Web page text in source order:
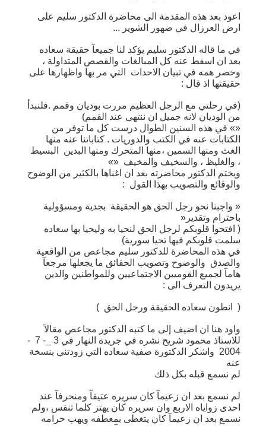
اعود بعد هذه المقدمة الى محاضرة الدكتور سليم على
ارض العرزال في ضهور الشوير ...
في ما قاله الدكتور سليم يؤكد لنا جميعآ حقيقة سعاده
بعد ان اسقط عنه كل المبالغات والقصص المتداولة ،
وحصر همه في تبيان الاحداث التي مر بها واظهارها على
حقيقتها اذ قال :
(في رحلتي مع الرجل العظيم مررت بوديان وقمم .فلنبدأ
من الوديان لانه جميل ان ننتهي عند القمم)
«» في هذه السنين الطوال درست كل ما توفر من
الكتابات عنه في الكتب والدوريات . كتاباتنا عنه منها
الغث ومنها السمين ،منها المتحرك ومنها البدين البسيط
، والغليظ ، والسخيف والمخيف «»
ويختم الدكتور محاضرته بعد ان اغناها بالكثير من الوضوح
والوقائع والتصويب بهذا القول :
« واجبنا نحو رجل الحق هو الحقيقة بجدية ومسؤولية
باحترام وتقدير«
( افتحوا قلوبكم لرجل الحق لنحيا به وليحيا بها سعاده
سلمت قلوبكم فيها تحيا سورية)
في هذه المحاضرة للدكتور سليم مجاعص من الواقعية
والصدق والوضوح وتصويب الحقائق ما يجعلها مرجعآ
هامآ لجميع القوميين الاجتماعيين وللمواطنين والذين
يريدون التعرف الى :
( انطون سعاده الحقيقة ورجل الحق )
واود هنا ان اضيف إلى ما كتبه الدكتور مجاعص مقالآ
للاستاذ محمود شريح نشره في جريدة النهار في 3 _- 7 -
2004 واشكر الدكتورة صفية سعاده التي زودتني بنسخة
عنه
لم نسمع قبله بكل ذلك
لم نسمع بعد ان زعيمآ كان سريره عتيقآ ومنحرفآ عند
احدى زواياه الاربع وان سريره كان يهتز كلما تنفس ،ولم
نسمع بعد ان زعيمآ كان يتغطى بمعطفه ويهب حرامه